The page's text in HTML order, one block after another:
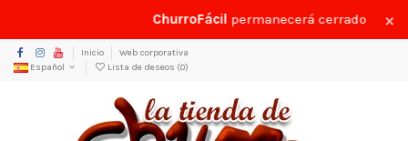
ChurroFácilpermanecerá cerrado por ×
Inicio
Web corporativa
Español
Lista de deseos (0)